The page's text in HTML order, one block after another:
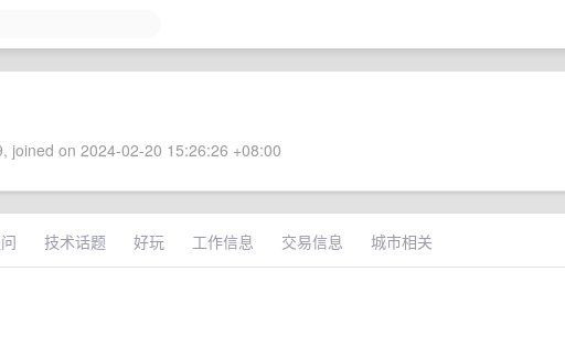
joined on 2024-02-20 15:26:26 +08:00
技术话题 好玩 工作信息 交易信息 城市相关